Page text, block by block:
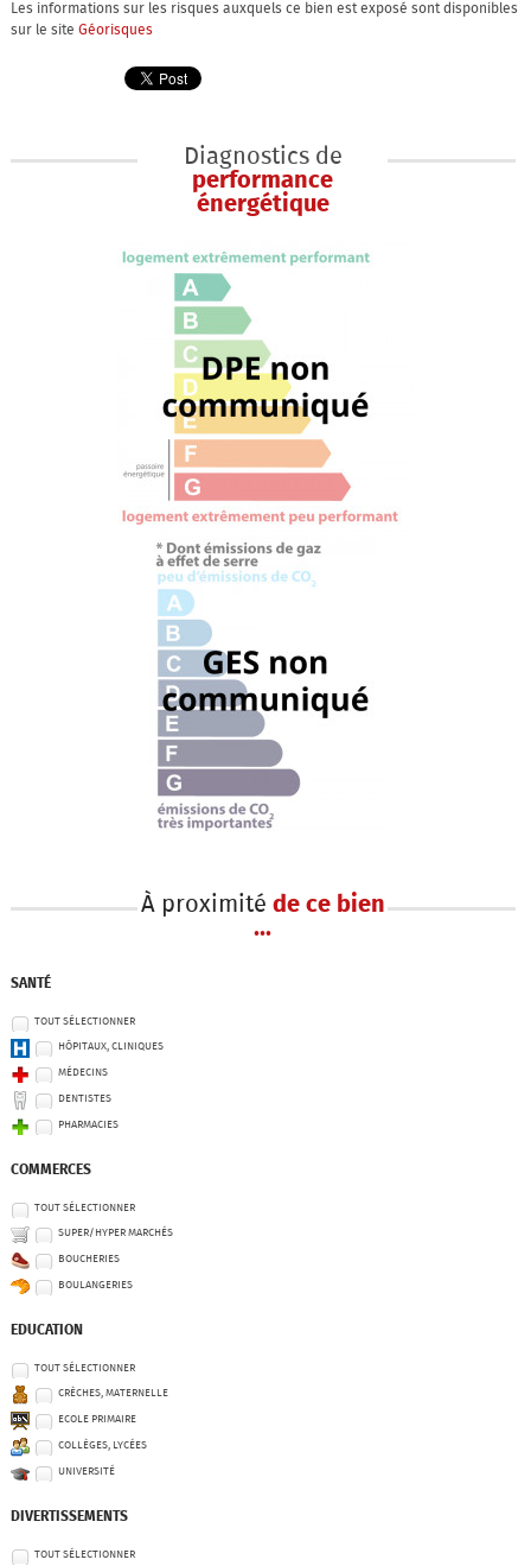
Les informations sur les risques auxquels ce bien est exposé sont disponibles
sur le site Géorisques
Diagnostics de
performance
énergétique
À proximité de ce bien
...
SANTÉ
TOUT SÉLECTIONNER
HÔPITAUX, CLINIQUES
MÉDECINS
DENTISTES
PHARMACIES
COMMERCES
TOUT SÉLECTIONNER
SUPER/HYPER MARCHÉS
BOUCHERIES
BOULANGERIES
EDUCATION
TOUT SÉLECTIONNER
CRÈCHES, MATERNELLE
ECOLE PRIMAIRE
COLLÈGES, LYCÉES
UNIVERSITÉ
DIVERTISSEMENTS
TOUT SÉLECTIONNER